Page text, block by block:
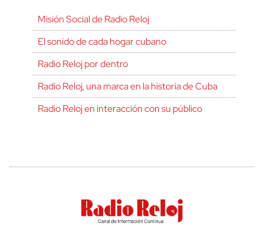
Misión Social de Radio Reloj
El sonido de cada hogar cubano
Radio Reloj por dentro
Radio Reloj, una marca en la historia de Cuba
Radio Reloj en interacción con su público